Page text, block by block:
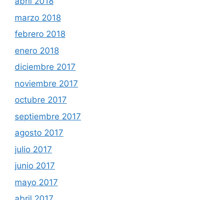
marzo 2018
febrero 2018
enero 2018
diciembre 2017
noviembre 2017
octubre 2017
septiembre 2017
agosto 2017
julio 2017
junio 2017
mayo 2017